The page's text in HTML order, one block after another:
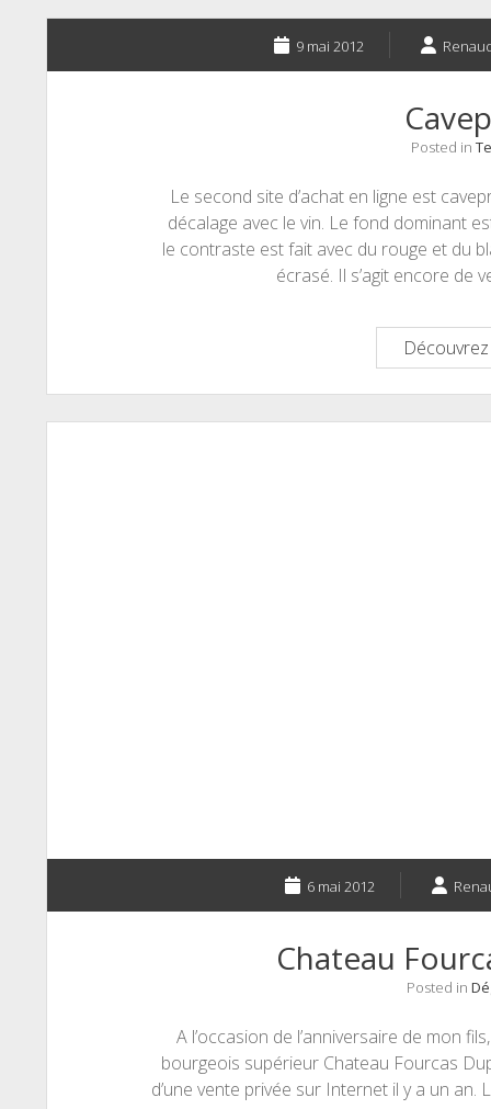
9 mai 2012
Posted in
Le second site d’achat en ligne est
décalage avec le vin. Le fond dominant
le contraste est fait avec du rouge et du
écrasé. Il s’agit encore de
6 mai 2012
Chateau
Posted in
A l’occasion de l’anniversaire de mon
bourgeois supérieur Chateau Fourcas
d’une vente privée sur Internet il y a un